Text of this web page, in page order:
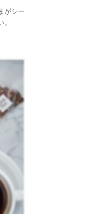
がシー